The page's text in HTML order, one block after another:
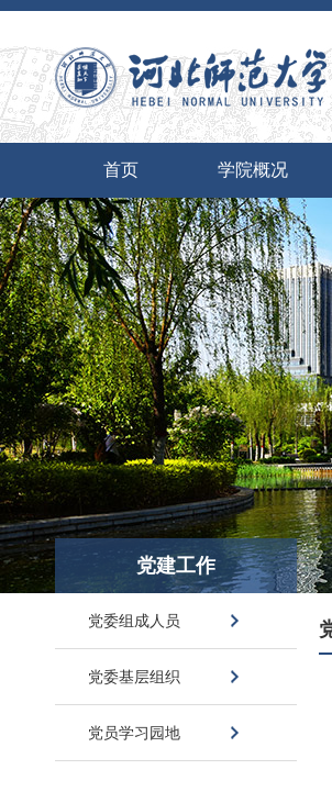
首页 学院概况
党建工作
党委组成人员
党委基层组织
党员学习园地